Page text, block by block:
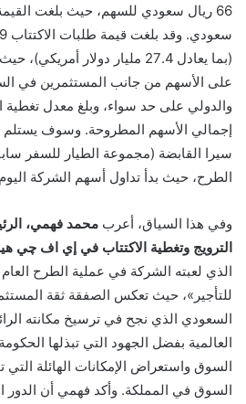
(بما يعادل 27.4 مليار دولار
على الأسهم من جانب المستثمرين في
إجمالي الأسهم المطروحة. وسوف يستلم
سيرا القابضة (مجموعة الطيار للسفر
الطرح، حيث بدأ تداول أسهم الشركة اليوم
وفي هذا السياق، أعرب محمد فهمي،
الترويج وتغطية الاكتتاب في إي اف چي
الذي لعبته الشركة في عملية الطرح
للتأجير»، حيث تعكس الصفقة ثقة
السعودي الذي نجح في ترسيخ مكانته
العالمية بفضل الجهود التي تبذلها
السوق واستعراض الإمكانات الهائلة
السوق في المملكة. وأكد فهمي أن الدور